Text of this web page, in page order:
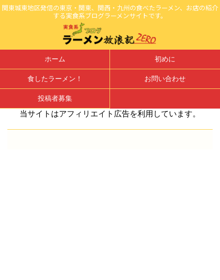
関東城東地区発信の東京・関東、関西・九州の食べたラーメン、お店の紹介
する実食系ブログラーメンサイトです。
ホーム 初めに
食したラーメン！ お問い合わせ
投稿者募集
当サイトはアフィリエイト広告を利用しています。